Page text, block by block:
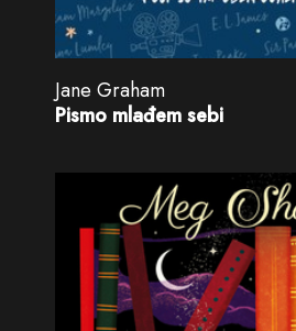
Jane Graham
Pismo mlađem sebi